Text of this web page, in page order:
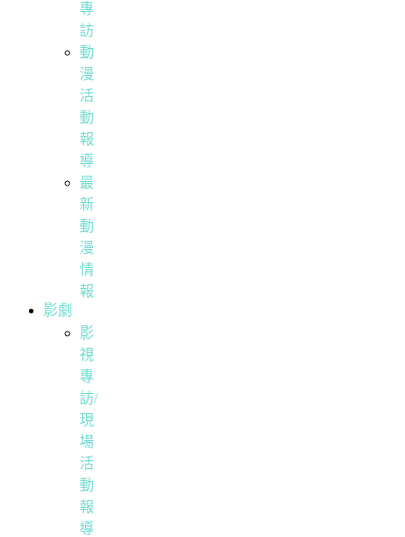
專
訪
動
漫
活
動
報
導
最
新
動
漫
情
報
影劇
影
視
專
訪/
現
場
活
動
報
導